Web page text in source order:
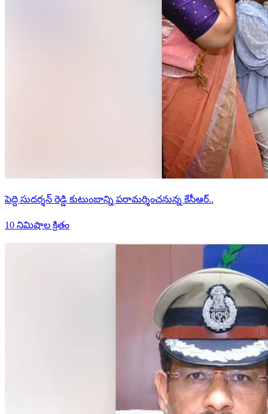
పెద్ది సుదర్శన్ రెడ్డి కుటుంబాన్ని పరామర్శించనున్న కేసీఆర్..
10 నిమిషాల క్రితం